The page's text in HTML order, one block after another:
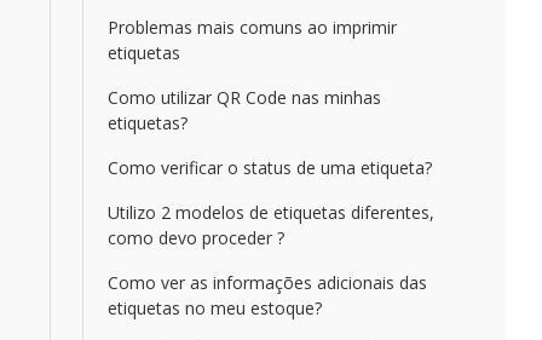
Problemas mais comuns ao imprimir
etiquetas
Como utilizar QR Code nas minhas
etiquetas?
Como verificar o status de uma etiqueta?
Utilizo 2 modelos de etiquetas diferentes,
como devo proceder ?
Como ver as informações adicionais das
etiquetas no meu estoque?